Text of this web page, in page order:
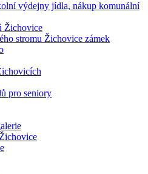
výdejny jídla, nákup komunální
Žichovice
stromu Žichovice zámek
pro seniory